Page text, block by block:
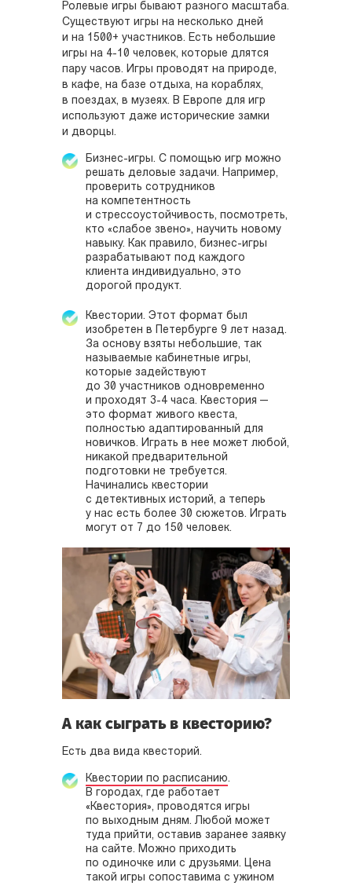
Ролевые игры бывают разного масштаба.
Существуют игры на несколько дней
и на 1500+ участников. Есть небольшие
игры на 4-10 человек, которые длятся
пару часов. Игры проводят на природе,
в кафе, на базе отдыха, на кораблях,
в поездах, в музеях. В Европе для игр
используют даже исторические замки
и дворцы.
Бизнес-игры. С помощью игр можно
решать деловые задачи. Например,
проверить сотрудников
на компетентность
и стрессоустойчивость, посмотреть,
кто «слабое звено», научить новому
навыку. Как правило, бизнес-игры
разрабатывают под каждого
клиента индивидуально, это
дорогой продукт.
Квестории. Этот формат был
изобретен в Петербурге 9 лет назад.
За основу взяты небольшие, так
называемые кабинетные игры,
которые задействуют
до 30 участников одновременно
и проходят 3-4 часа. Квестория —
это формат живого квеста,
полностью адаптированный для
новичков. Играть в нее может любой,
никакой предварительной
подготовки не требуется.
Начинались квестории
с детективных историй, а теперь
у нас есть более 30 сюжетов. Играть
могут от 7 до 150 человек.
А как сыграть в квесторию?
Есть два вида квесторий.
Квестории по расписанию.
В городах, где работает
«Квестория», проводятся игры
по выходным дням. Любой может
туда прийти, оставив заранее заявку
на сайте. Можно приходить
по одиночке или с друзьями. Цена
такой игры сопоставима с ужином